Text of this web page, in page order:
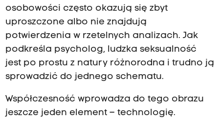
osobowości często okazują się zbyt
uproszczone albo nie znajdują
potwierdzenia w rzetelnych analizach. Jak
podkreśla psycholog, ludzka seksualność
jest po prostu z natury różnorodna i trudno ją
sprowadzić do jednego schematu.
Współczesność wprowadza do tego obrazu
jeszcze jeden element – technologię.